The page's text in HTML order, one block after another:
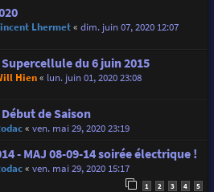
Lhermet« dim. juin 07, 2020 12:07
Supercellule du 6 juin 2015
Hien« lun. juin 01, 2020 23:08
de Saison
« ven. mai 29, 2020 23:19
- MAJ 08-09-14 soirée électrique !
« ven. mai 29, 2020 15:17
1 2 3 4 5